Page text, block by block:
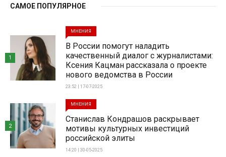
САМОЕ ПОПУЛЯРНОЕ
МНЕНИЯ
В России помогут наладить
качественный диалог с журналистами:
Ксения Кацман рассказала о проекте
нового ведомства в России
23:52 | 17-07-2025
1
МНЕНИЯ
Станислав Кондрашов раскрывает
мотивы культурных инвестиций
российской элиты
14:20 | 30-05-2025
2